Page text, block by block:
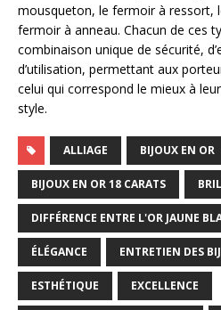
mousqueton, le fermoir à ressort,
fermoir à anneau. Chacun de ces
combinaison unique de sécurité,
d’utilisation, permettant aux
celui qui correspond le mieux à
style.
ALLIAGE BIJOUX EN OR
BIJOUX EN OR 18 CARATS
DIFFÉRENCE ENTRE L'OR JAUNE
ÉLÉGANCE ENTRETIEN DES
ESTHÉTIQUE EXCELLENCE